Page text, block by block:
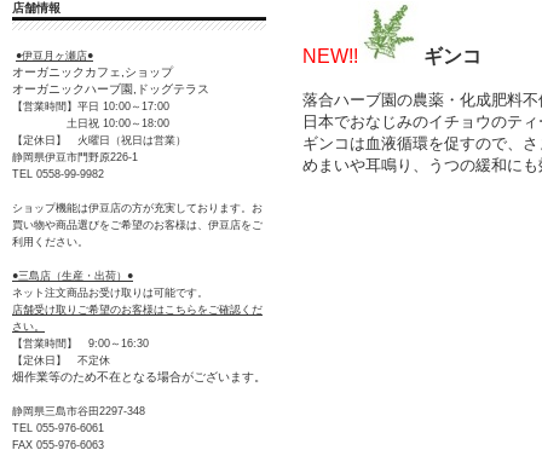
NEW!! ギンコ
落合ハーブ園の農薬・化成肥料
日本でおなじみのイチョウのテ
ギンコは血液循環を促すので、
めまいや耳鳴り、うつの緩和に
店舗情報
●伊豆月ヶ瀬店●
オーガニックカフェ,ショップ
オーガニックハーブ園,ドッグテラス
【営業時間】平日 10:00～17:00
土日祝 10:00～18:00
【定休日】 火曜日（祝日は営業）
静岡県伊豆市門野原226-1
TEL 0558-99-9982
ショップ機能は伊豆店の方が充実しております。お
買い物や商品選びをご希望のお客様は、伊豆店をご
利用ください。
●三島店（生産・出荷）●
ネット注文商品お受け取りは可能です。
店舗受け取りご希望のお客様はこちらをご確認くだ
さい。
【営業時間】 9:00～16:30
【定休日】 不定休
畑作業等のため不在となる場合がございます。
静岡県三島市谷田2297-348
TEL 055-976-6061
FAX 055-976-6063